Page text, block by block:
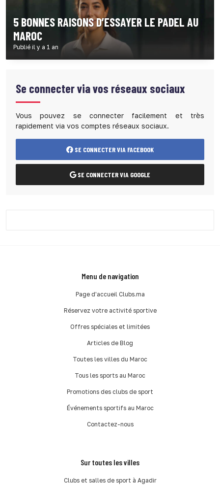
5 BONNES RAISONS D’ESSAYER LE PADEL AU
MAROC
Publié il y a 1 an
Se connecter via vos réseaux sociaux
Vous pouvez se connecter facilement et très
rapidement via vos comptes réseaux sociaux.
SE CONNECTER VIA FACEBOOK
SE CONNECTER VIA GOOGLE
Menu de navigation
Page d'accueil Clubs.ma
Réservez votre activité sportive
Offres spéciales et limitées
Articles de Blog
Toutes les villes du Maroc
Tous les sports au Maroc
Promotions des clubs de sport
Événements sportifs au Maroc
Contactez-nous
Sur toutes les villes
Clubs et salles de sport à Agadir